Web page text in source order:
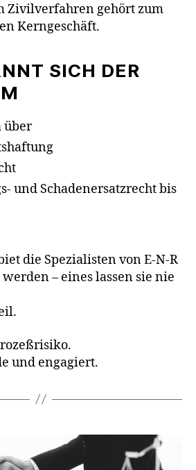
Zivilverfahren gehört zum
Kerngeschäft.
SICH DER
über
und Schadenersatzrecht bis
die Spezialisten von E-N-R
– eines lassen sie nie
und engagiert.